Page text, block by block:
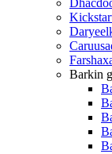
Barkin